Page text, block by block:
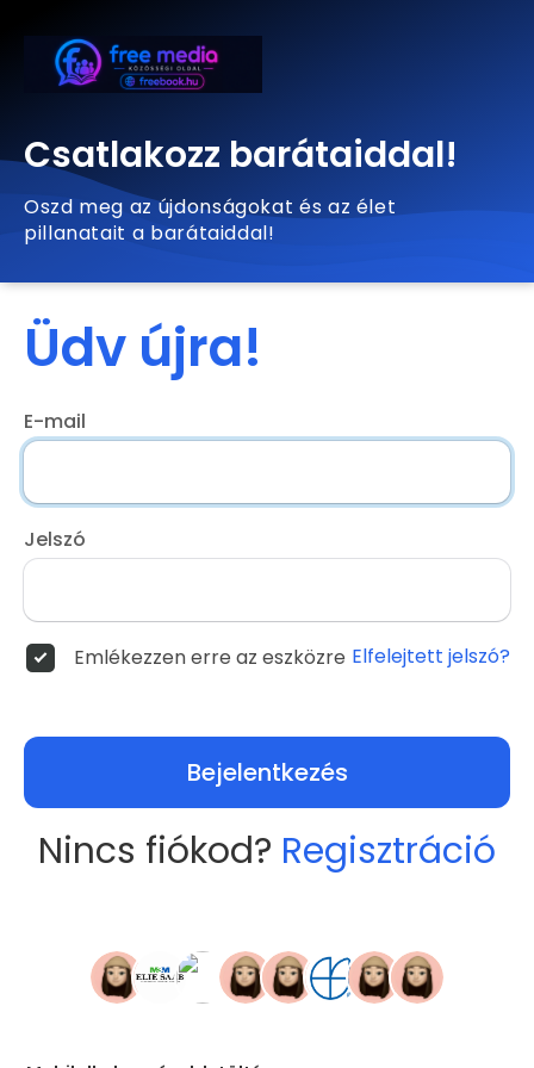
Csatlakozz barátaiddal!
Oszd meg az újdonságokat és az élet
pillanatait a barátaiddal!
Üdv újra!
E-mail
Jelszó
Emlékezzen erre az eszközre Elfelejtett jelszó?
Bejelentkezés
Nincs fiókod? Regisztráció